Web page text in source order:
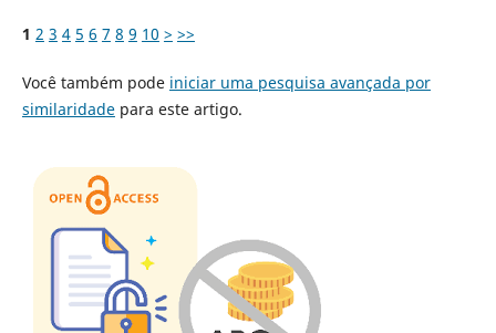
1 2 3 4 5 6 7 8 9 10 > >>
Você também pode iniciar uma pesquisa avançada por
similaridadepara este artigo.